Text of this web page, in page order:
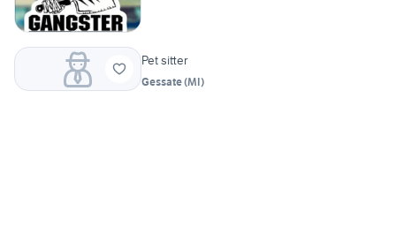
Pet sitter
Gessate(MI)